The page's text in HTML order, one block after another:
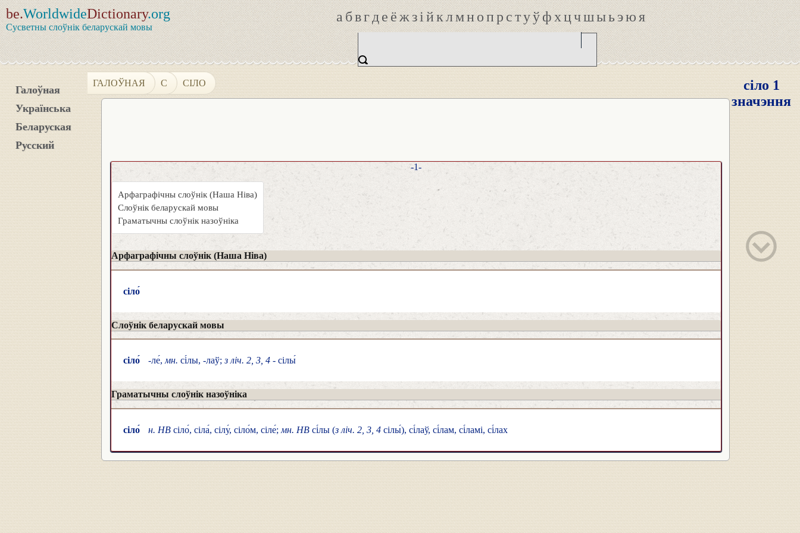
be.WorldwideDictionary.org
Сусветны слоўнік беларускай мовы
абвгдеёжзійклмнопрстуўфхцчшыьэюя
Галоўная
Українська
Беларуская
Русский
ГАЛОЎНАЯ С СІЛО
сіло 1
значэння
-1-
Арфаграфічны слоўнік (Наша Ніва)
Слоўнік беларускай мовы
Граматычны слоўнік назоўніка
Арфаграфічны слоўнік (Наша Ніва)
сіло́
Слоўнік беларускай мовы
сіло́ -ле́, мн. сі́лы, -лаў;з ліч. 2, 3, 4 - сілы́
Граматычны слоўнік назоўніка
сіло́ н. НВ сіло́, сіла́, сілу́, сіло́м, сіле́; мн. НВ сі́лы (з ліч. 2, 3, 4 сілы́), сі́лаў, сі́лам, сі́ламі, сі́лах